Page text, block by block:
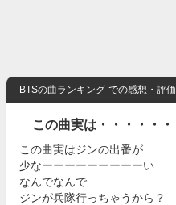
BTSの曲ランキング での感想・評価
この曲実は・・・・・・
この曲実はジンの出番が
少なーーーーーーーーーい
なんでなんで
ジンが兵隊行っちゃうから？